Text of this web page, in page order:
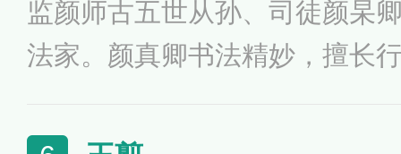
宝殿驾崩，在位23年，终年
文皇帝，葬于泰陵。
监颜师古五世从孙、司徒颜杲
法家。颜真卿书法精妙，擅长
遒劲，创“颜体”楷书，对后世